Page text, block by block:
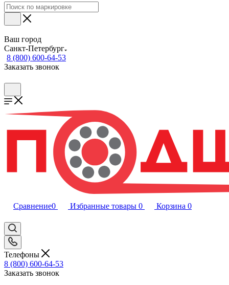
Ваш город
Санкт-Петербург
8 (800) 600-64-53
Заказать звонок
Сравнение0 Избранные товары 0 Корзина 0
Телефоны
8 (800) 600-64-53
Заказать звонок